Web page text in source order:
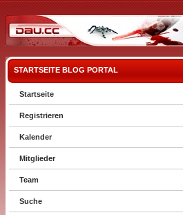
STARTSEITE BLOG PORTAL
Startseite
Registrieren
Kalender
Mitglieder
Team
Suche